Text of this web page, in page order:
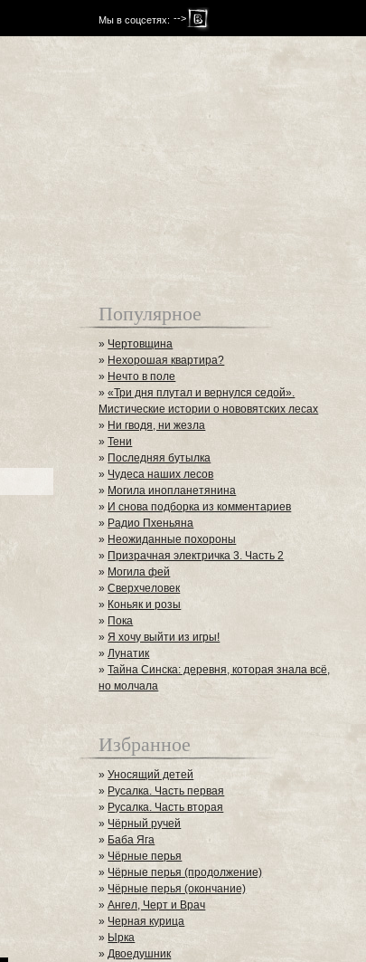
Мы в соцсетях: -->
Популярное
» Чертовщина
» Нехорошая квартира?
» Нечто в поле
»«Три дня плутал и вернулся седой».
Мистические истории о нововятских лесах
» Ни гводя, ни жезла
»Тени
» Последняя бутылка
» Чудеса наших лесов
» Могила инопланетянина
» И снова подборка из комментариев
» Радио Пхеньяна
» Неожиданные похороны
» Призрачная электричка 3. Часть 2
» Могила фей
»Сверхчеловек
» Коньяк и розы
» Пока
»Я хочу выйти из игры!
»Лунатик
»Тайна Синска: деревня, которая знала всё,
но молчала
Избранное
»Уносящий детей
» Русалка. Часть первая
» Русалка. Часть вторая
» Чёрный ручей
» Баба Яга
» Чёрные перья
»Чёрные перья (продолжение)
» Чёрные перья (окончание)
»Ангел, Черт и Врач
» Черная курица
» Ырка
»Двоедушник